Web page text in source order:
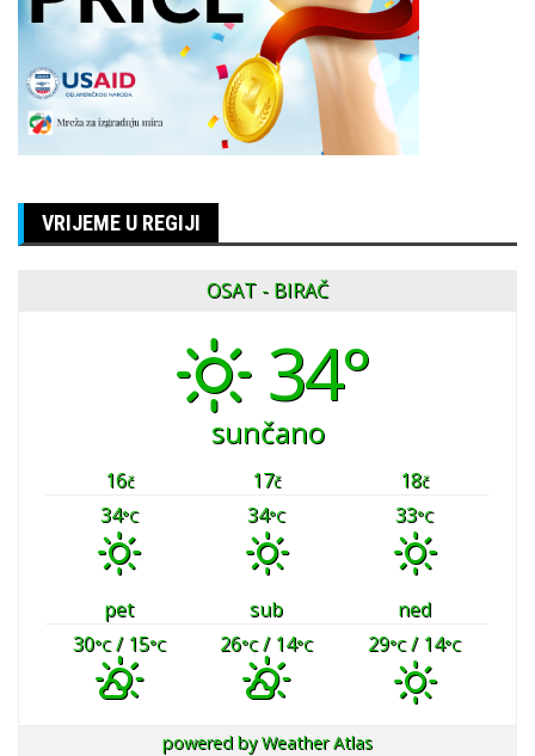
VRIJEME U REGIJI
OSAT - BIRAČ
34°
sunčano
16č 17č 18č
34°C 34°C 33°C
pet sub
ned
30°C/ 15°C 26°C/ 14°C 29°C/ 14°C
powered byWeather Atlas